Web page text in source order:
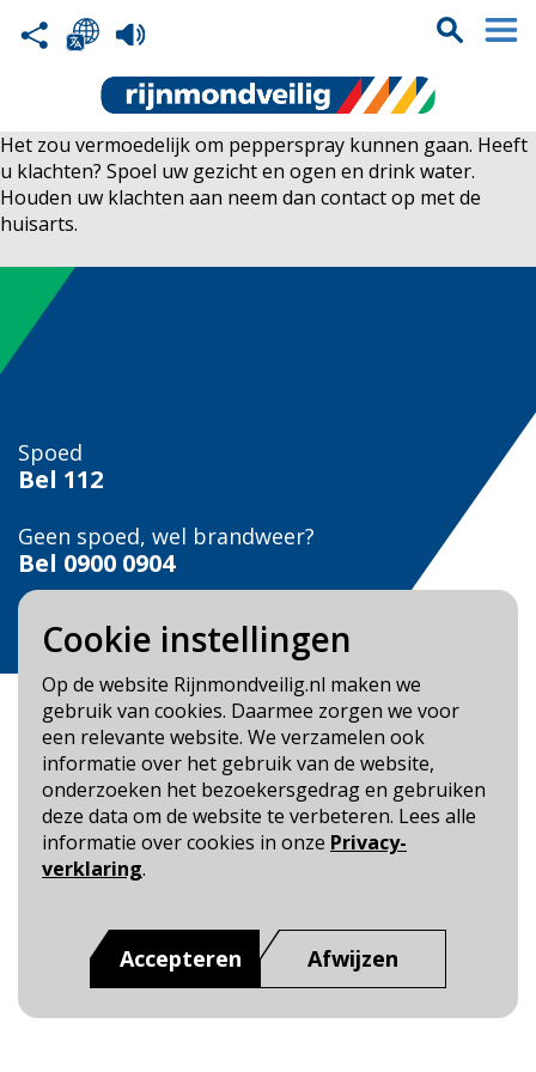
Cookie instellingen
Op de website Rijnmondveilig.nl maken we
gebruik van cookies. Daarmee zorgen we voor
een relevante website. We verzamelen ook
informatie over het gebruik van de website,
onderzoeken het bezoekersgedrag en gebruiken
deze data om de website te verbeteren. Lees alle
informatie over cookies in onze Privacy-
verklaring.
Accepteren Afwijzen
Het zou vermoedelijk om pepperspray kunnen gaan. Heeft
u klachten? Spoel uw gezicht en ogen en drink water.
Houden uw klachten aan neem dan contact op met de
huisarts.
Spoed
Bel 112
Geen spoed, wel brandweer?
Bel 0900 0904
Veilig Leven?
Bel 0900-8387
Blijf op de hoogte
Cookie- en Privacybeleid
Dit is een website van
Veiligheidsregio Rotterdam-